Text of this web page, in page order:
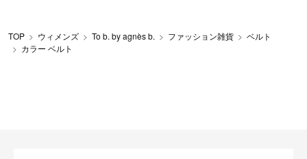
TOP ウィメンズ To b. by agnès b. ファッション雑貨
ベルト
カラー ベルト